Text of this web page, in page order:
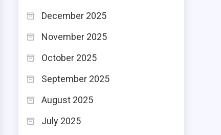
December 2025
November 2025
October 2025
September 2025
August 2025
July 2025